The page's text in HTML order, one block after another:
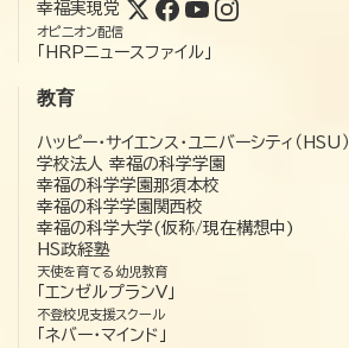
幸福実現党
オピニオン配信
「HRPニュースファイル」
教育
ハッピー・サイエンス・ユニバーシティ（HSU）
学校法人 幸福の科学学園
幸福の科学学園那須本校
幸福の科学学園関西校
幸福の科学大学(仮称/現在構想中)
HS政経塾
天使を育てる幼児教育
「エンゼルプランV」
不登校児支援スクール
「ネバー・マインド」